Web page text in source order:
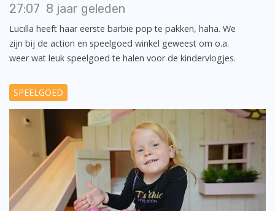
27:07 8 jaar geleden
Lucilla heeft haar eerste barbie pop te pakken, haha. We
zijn bij de action en speelgoed winkel geweest om o.a.
weer wat leuk speelgoed te halen voor de kindervlogjes.
SPEELGOED